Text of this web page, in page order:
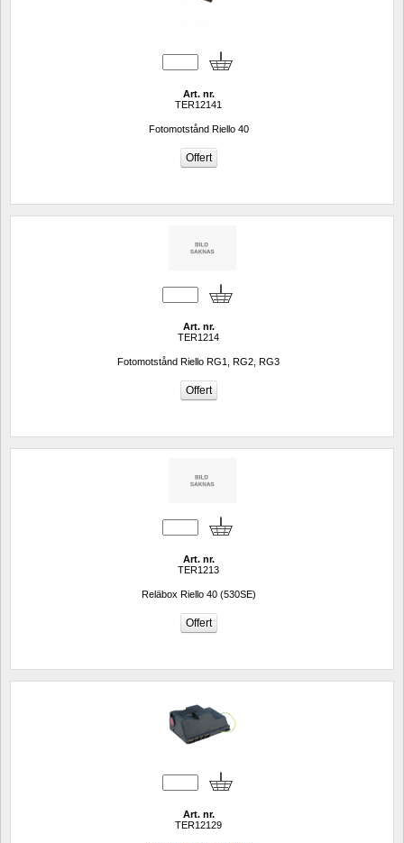
Art. nr.
TER12141
Fotomotstånd Riello 40
Art. nr.
TER1214
Fotomotstånd Riello RG1, RG2, RG3
Art. nr.
TER1213
Reläbox Riello 40 (530SE)
Art. nr.
TER12129